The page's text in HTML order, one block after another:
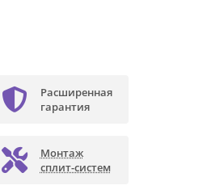
Расширенная
гарантия
Монтаж
сплит-систем